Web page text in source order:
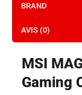
BRAND
AVIS (0)
MSI
Gaming